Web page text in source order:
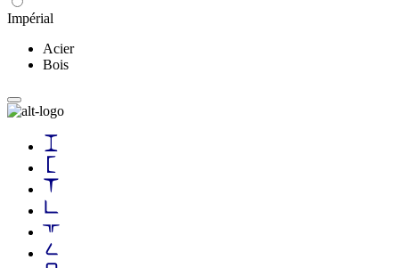
Impérial
Acier
Bois